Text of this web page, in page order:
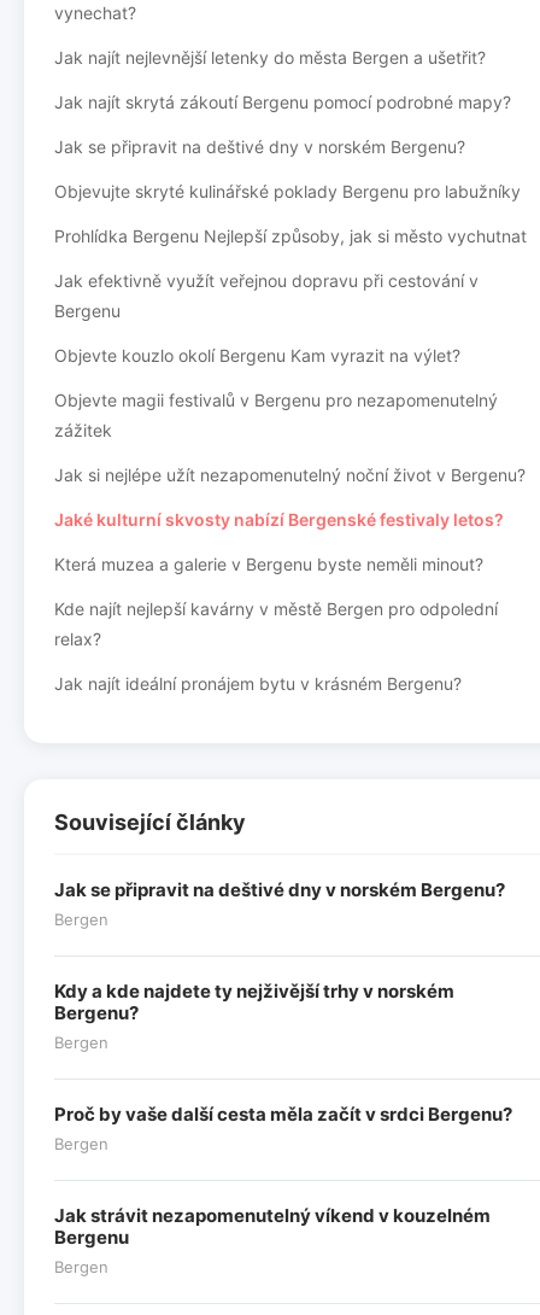
vynechat?
Jak najít nejlevnější letenky do města Bergen a ušetřit?
Jak najít skrytá zákoutí Bergenu pomocí podrobné mapy?
Jak se připravit na deštivé dny v norském Bergenu?
Objevujte skryté kulinářské poklady Bergenu pro labužníky
Prohlídka Bergenu Nejlepší způsoby, jak si město vychutnat
Jak efektivně využít veřejnou dopravu při cestování v
Bergenu
Objevte kouzlo okolí Bergenu Kam vyrazit na výlet?
Objevte magii festivalů v Bergenu pro nezapomenutelný
zážitek
Jak si nejlépe užít nezapomenutelný noční život v Bergenu?
Jaké kulturní skvosty nabízí Bergenské festivaly letos?
Která muzea a galerie v Bergenu byste neměli minout?
Kde najít nejlepší kavárny v městě Bergen pro odpolední
relax?
Jak najít ideální pronájem bytu v krásném Bergenu?
Související články
Jak se připravit na deštivé dny v norském Bergenu?
Bergen
Kdy a kde najdete ty nejživější trhy v norském
Bergenu?
Bergen
Proč by vaše další cesta měla začít v srdci Bergenu?
Bergen
Jak strávit nezapomenutelný víkend v kouzelném
Bergenu
Bergen